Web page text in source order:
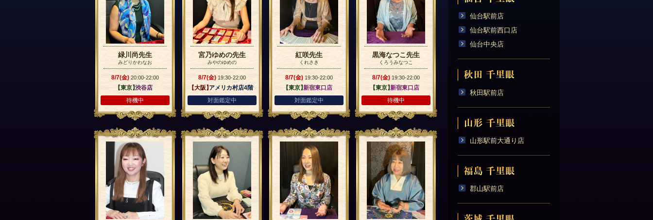
緑川尚先生
みどりかわなお
8/7(金) 20:00-22:00
【東京】渋谷店
待機中
宮乃ゆめの先生
みやのゆめの
8/7(金) 19:30-22:00
【大阪】アメリカ村店4階
対面鑑定中
紅咲先生
くれさき
8/7(金) 19:30-22:00
【東京】新宿東口店
対面鑑定中
黒海なつこ先生
くろうみなつこ
8/7(金) 19:30-22:00
【東京】新宿東口店
待機中
仙台駅前店
仙台駅前西口店
仙台中央店
秋田駅前店
山形駅前大通り店
郡山駅前店